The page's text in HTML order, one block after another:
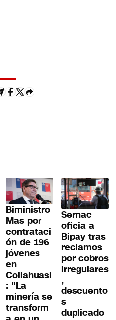
Biministro
Mas por
contrataci
ón de 196
jóvenes
en
Collahuasi
: "La
minería se
transform
Sernac
oficia a
Bipay tras
reclamos
por cobros
irregulares
,
descuento
s
duplicado